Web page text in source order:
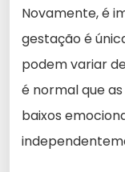
Novamente, é
gestação é
podem variar
é normal que
baixos